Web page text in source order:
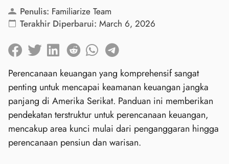
Penulis: Familiarize Team
Terakhir Diperbarui: March 6, 2026
Perencanaan keuangan yang komprehensif sangat
penting untuk mencapai keamanan keuangan jangka
panjang di Amerika Serikat. Panduan ini memberikan
pendekatan terstruktur untuk perencanaan keuangan,
mencakup area kunci mulai dari penganggaran hingga
perencanaan pensiun dan warisan.